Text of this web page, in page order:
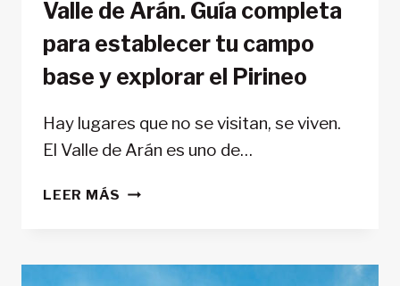
Valle de Arán. Guía completa
para establecer tu campo
base y explorar el Pirineo
Hay lugares que no se visitan, se viven.
El Valle de Arán es uno de…
LEER MÁS VALLE